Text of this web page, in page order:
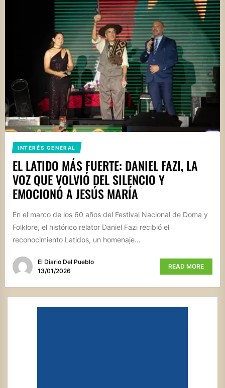
INTERÉS GENERAL
EL LATIDO MÁS FUERTE: DANIEL FAZI, LA
VOZ QUE VOLVIÓ DEL SILENCIO Y
EMOCIONÓ A JESÚS MARÍA
En el marco de los 60 años del Festival Nacional de Doma y
Folklore, el histórico relator Daniel Fazi recibió el
reconocimiento Latidos, un homenaje...
El Diario Del Pueblo
13/01/2026
READ MORE